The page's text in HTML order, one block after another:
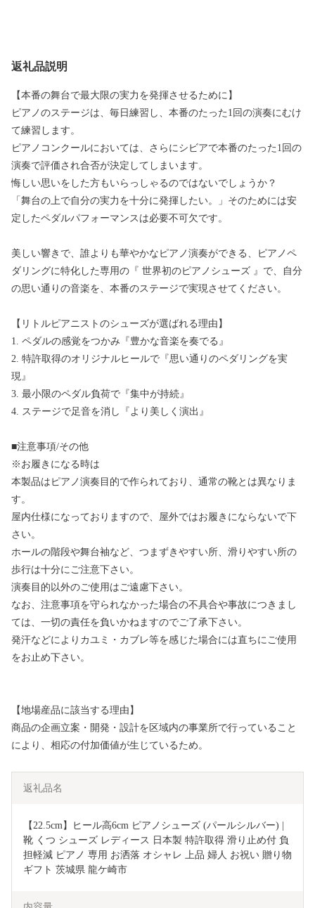
返礼品説明
【本番の舞台で最大限の実力を発揮させるために】
ピアノのステージは、毎日練習し、本番のたった1回の演奏にむけ
て練習します。
ピアノコンクールにおいては、さらにシビアで本番のたった1回の
演奏で評価され合否が決定してしまいます。
悔しい思いをした方もいらっしゃるのではないでしょうか？
「舞台の上で自分の実力を十分に発揮したい。」そのためには安
定したペダルパフォーマンスは必要不可欠です。
美しい響きで、誰よりも華やかなピアノ演奏ができる、ピアノペ
ダリングに特化した専用の『 世界初のピアノシューズ 』で、自分
の思い通りの音楽を、本番のステージで実現させてください。
【リトルピアニストのシューズが選ばれる理由】
1. ペダルの感覚をつかみ『豊かな音楽を奏でる』
2. 特許取得のオリジナルヒールで『思い通りのペダリングを実
現』
3. 最小限のペダル負荷で『集中が持続』
4. ステージで足音を消し『より美しく演出』
■注意事項/その他
※お履きになる時は
本製品はピアノ演奏目的で作られており、通常の靴とは異なりま
す。
屋内仕様になっておりますので、屋外ではお履きにならないで下
さい。
ホールの階段や舞台袖など、つまずきやすい所、滑りやすい所の
歩行は十分にご注意下さい。
演奏目的以外のご使用はご遠慮下さい。
なお、注意事項を守られなかった場合の不具合や事故につきまし
ては、一切の責任を負いかねますのでご了承下さい。
発汗などによりカユミ・カブレ等を感じた場合には直ちにご使用
をお止め下さい。
【地場産品に該当する理由】
商品の企画立案・開発・設計を区域内の事業所で行っていること
により、相応の付加価値が生じているため。
返礼品名
【22.5cm】ヒール高6cm ピアノシューズ (パールシルバー) |
靴 くつ シューズ レディース 日本製 特許取得 滑り止め付 負
担軽減 ピアノ 専用 お洒落 オシャレ 上品 婦人 お祝い 贈り物
ギフト 茨城県 龍ケ崎市